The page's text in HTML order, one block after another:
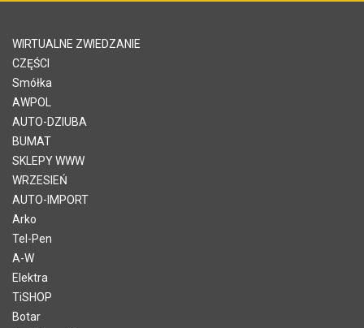
WIRTUALNE ZWIEDZANIE
CZĘŚCI
Smółka
AWPOL
AUTO-DZIUBA
BUMAT
SKLEPY WWW
WRZESIEŃ
AUTO-IMPORT
Arko
Tel-Pen
A-W
Elektra
TiSHOP
Botar